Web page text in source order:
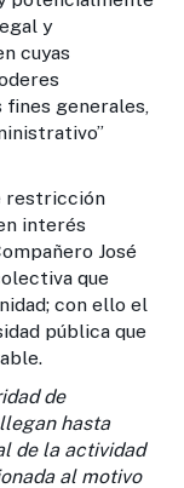
y
cuyas
generales,
restricción
interés
José
que
con ello el
pública que
de
hasta
de la actividad
al motivo